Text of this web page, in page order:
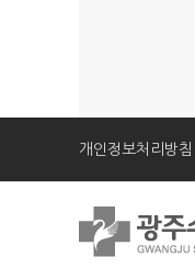
개인정보처리방침